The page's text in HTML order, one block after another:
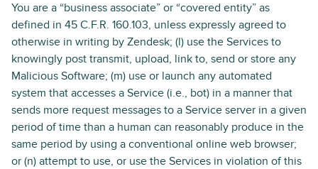
You are a “business associate” or “covered entity” as
defined in 45 C.F.R. 160.103, unless expressly agreed to
otherwise in writing by Zendesk; (l) use the Services to
knowingly post transmit, upload, link to, send or store any
Malicious Software; (m) use or launch any automated
system that accesses a Service (i.e., bot) in a manner that
sends more request messages to a Service server in a given
period of time than a human can reasonably produce in the
same period by using a conventional online web browser;
or (n) attempt to use, or use the Services in violation of this